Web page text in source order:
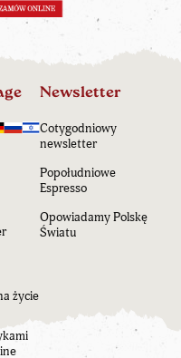
życie
Newsletter
Cotygodniowy
newsletter
Popołudniowe
Espresso
Opowiadamy Polskę
Światu